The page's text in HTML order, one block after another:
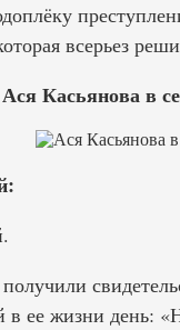
всерьез
Ася Касьянова в
в ее жизни день: